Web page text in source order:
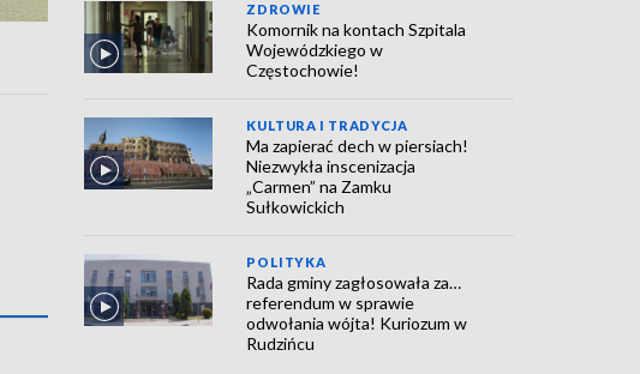
ZDROWIE
Komornik na kontach Szpitala
Wojewódzkiego w
Częstochowie!
KULTURA I TRADYCJA
Ma zapierać dech w piersiach!
Niezwykła inscenizacja
„Carmen” na Zamku
Sułkowickich
POLITYKA
Rada gminy zagłosowała za…
referendum w sprawie
odwołania wójta! Kuriozum w
Rudzińcu